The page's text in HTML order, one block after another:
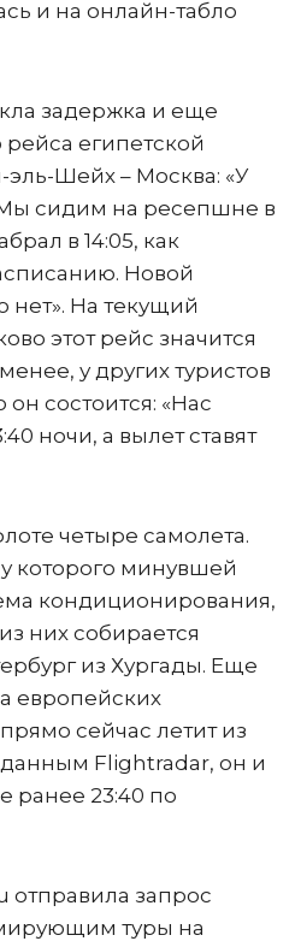
и на онлайн-табло
задержка и еще
египетской
Шейх – Москва: «У
Мы сидим на ресепшне в
в 14:05, как
Новой
нет». На текущий
этот рейс значится
у других туристов
состоится: «Нас
ночи, а вылет ставят
четыре самолета.
которого минувшей
кондиционирования,
них собирается
из Хургады. Еще
европейских
сейчас летит из
Flightradar, он и
ранее 23:40 по
отправила запрос
туры на